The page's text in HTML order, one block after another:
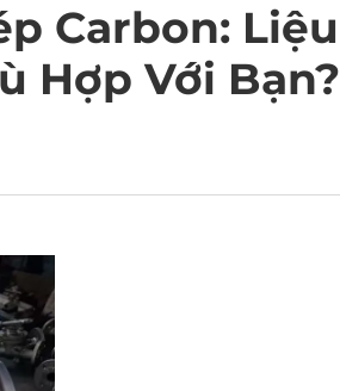
Carbon:
Hợp Với Bạn?